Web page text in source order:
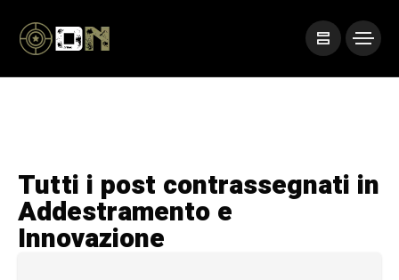
Tutti i post contrassegnati in
Addestramento e
Innovazione